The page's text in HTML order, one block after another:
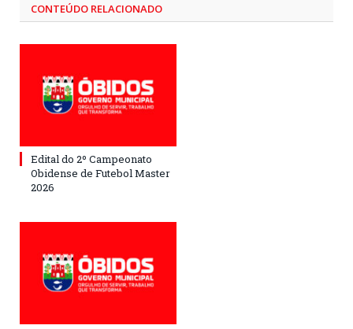
CONTEÚDO RELACIONADO
Edital do 2º Campeonato
Obidense de Futebol Master
2026